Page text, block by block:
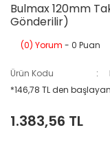
Bulmax 120mm
Gönderilir)
(0) Yorum - 0 Puan
Ürün Kodu
*146,78 TL den
1.383,56 TL